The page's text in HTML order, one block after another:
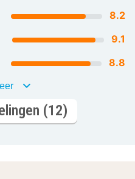
8.2
9.1
8.8
(12)